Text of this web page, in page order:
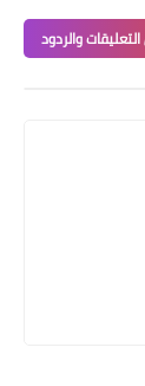
والردود